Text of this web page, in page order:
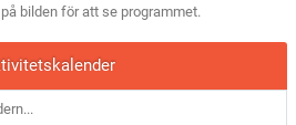
bilden för att se programmet.